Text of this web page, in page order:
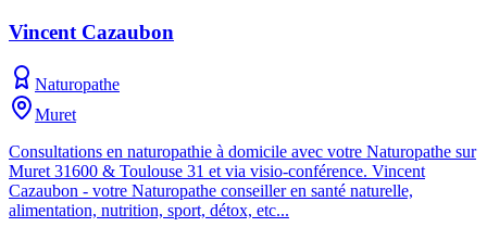
Vincent Cazaubon
Naturopathe
Muret
Consultations en naturopathie à domicile avec votre Naturopathe sur
Muret 31600 & Toulouse 31 et via visio-conférence. Vincent
Cazaubon - votre Naturopathe conseiller en santé naturelle,
alimentation, nutrition, sport, détox, etc...